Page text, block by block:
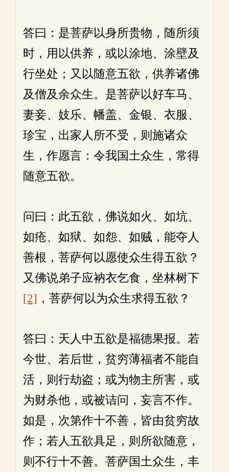
答曰：是菩萨以身所贵物，随所须
时，用以供养，或以涂地、涂壁及
行坐处；又以随意五欲，供养诸佛
及僧及余众生。是菩萨以好车马、
妻妾、妓乐、幡盖、金银、衣服、
珍宝，出家人所不受，则施诸众
生，作愿言：令我国土众生，常得
随意五欲。
问曰：此五欲，佛说如火、如坑、
如疮、如狱、如怨、如贼，能夺人
善根，菩萨何以愿使众生得五欲？
又佛说弟子应衲衣乞食，坐林树下
[2] ，菩萨何以为众生求得五欲？
答曰：天人中五欲是福德果报。若
今世、若后世，贫穷薄福者不能自
活，则行劫盗；或为物主所害，或
为财杀他，或被诘问，妄言不作。
如是，次第作十不善，皆由贫穷故
作；若人五欲具足，则所欲随意，
则不行十不善。菩萨国土众生，丰